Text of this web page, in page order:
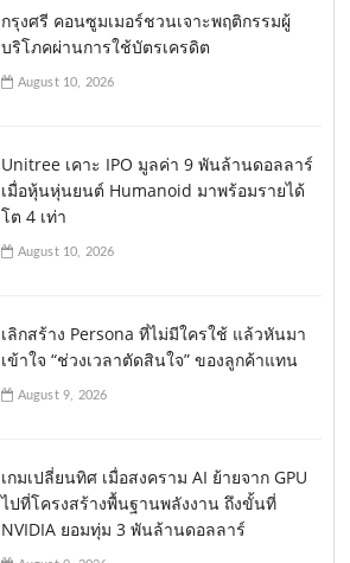
กรุงศรี คอนซูมเมอร์ชวนเจาะพฤติกรรมผู้
บริโภคผ่านการใช้บัตรเครดิต
August 10, 2026
Unitree เคาะ IPO มูลค่า 9 พันล้านดอลลาร์
เมื่อหุ้นหุ่นยนต์ Humanoid มาพร้อมรายได้
โต 4 เท่า
August 10, 2026
เลิกสร้าง Persona ที่ไม่มีใครใช้ แล้วหันมา
เข้าใจ “ช่วงเวลาตัดสินใจ” ของลูกค้าแทน
August 9, 2026
เกมเปลี่ยนทิศ เมื่อสงคราม AI ย้ายจาก GPU
ไปที่โครงสร้างพื้นฐานพลังงาน ถึงขั้นที่
NVIDIA ยอมทุ่ม 3 พันล้านดอลลาร์